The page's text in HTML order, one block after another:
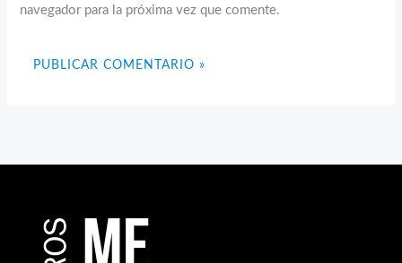
navegador para la próxima vez que comente.